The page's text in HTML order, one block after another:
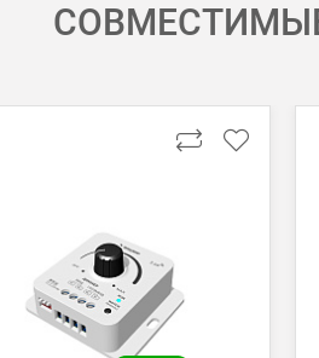
в любом удобном Вам банке.
для уточнения даты